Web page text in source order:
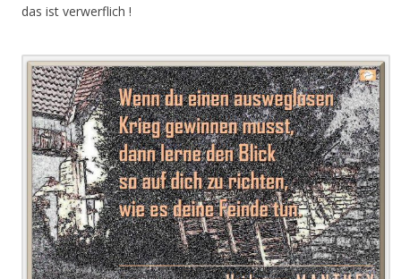
das ist verwerflich !